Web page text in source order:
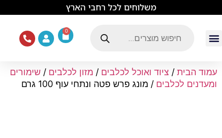
משלוחים לכל רחבי הארץ
0
עמוד הבית / ציוד ואוכל לכלבים / מזון לכלבים / שימורים
ומעדנים לכלבים / מונג פרש פטה ונתחי עוף 100 גרם